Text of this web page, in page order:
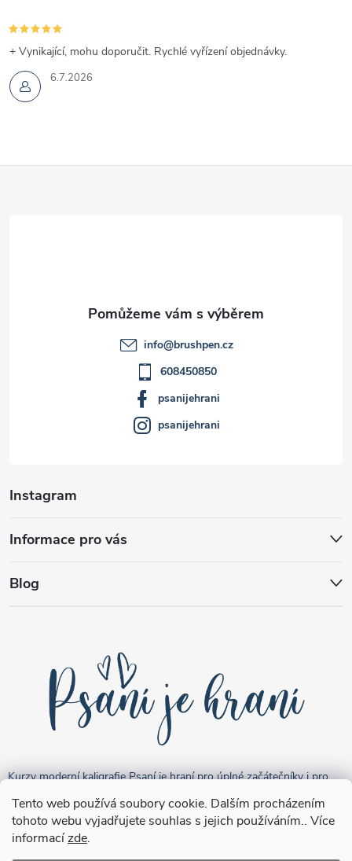
Tento web používá soubory cookie. Dalším procházením
tohoto webu vyjadřujete souhlas s jejich používáním.. Více
informacízde.
6.7.2026
+ Vynikající, mohu doporučit. Rychlé vyřízení objednávky.
Instagram
Informace pro vás
Blog
info@brushpen.cz
608450850
psanijehrani
psanijehrani
Kurzy moderní kaligrafie Psaní je hraní pro úplné začátečníky i pro
pokročilejší "kreativce".